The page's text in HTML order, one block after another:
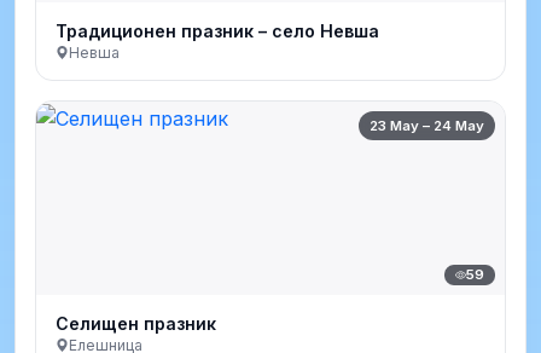
Традиционен празник – село Невша
Невша
23 May – 24 May
59
Селищен празник
Елешница